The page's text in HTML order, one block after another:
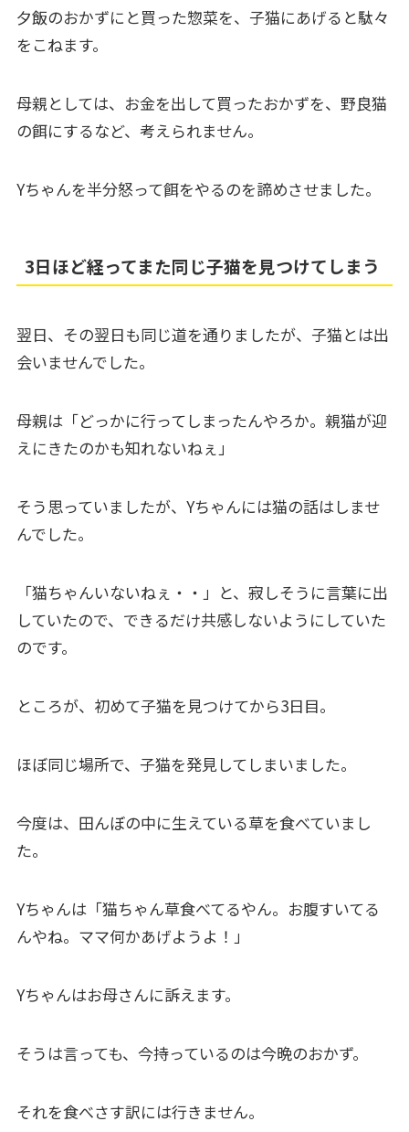
夕飯のおかずにと買った惣菜を、子猫にあげると駄々
をこねます。
母親としては、お金を出して買ったおかずを、野良猫
の餌にするなど、考えられません。
Yちゃんを半分怒って餌をやるのを諦めさせました。
3日ほど経ってまた同じ子猫を見つけてしまう
翌日、その翌日も同じ道を通りましたが、子猫とは出
会いませんでした。
母親は「どっかに行ってしまったんやろか。親猫が迎
えにきたのかも知れないねぇ」
そう思っていましたが、Yちゃんには猫の話はしませ
んでした。
「猫ちゃんいないねぇ・・」と、寂しそうに言葉に出
していたので、できるだけ共感しないようにしていた
のです。
ところが、初めて子猫を見つけてから3日目。
ほぼ同じ場所で、子猫を発見してしまいました。
今度は、田んぼの中に生えている草を食べていまし
た。
Yちゃんは「猫ちゃん草食べてるやん。お腹すいてる
んやね。ママ何かあげようよ！」
Yちゃんはお母さんに訴えます。
そうは言っても、今持っているのは今晩のおかず。
それを食べさす訳には行きません。